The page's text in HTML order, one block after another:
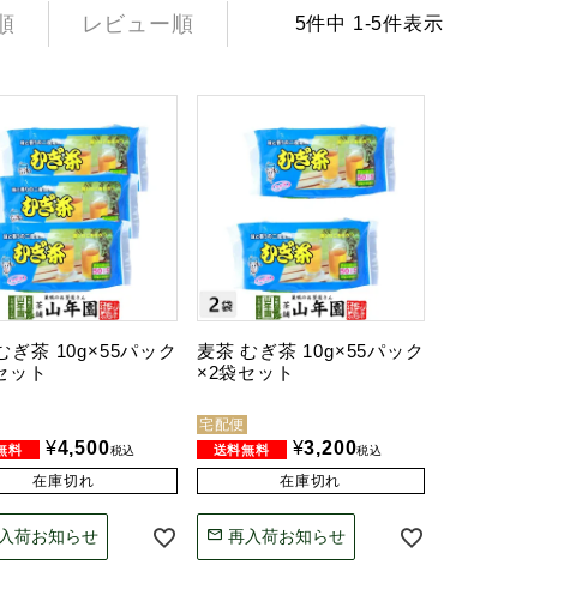
レビュー順 5件中 1-5件表示
ぎ茶 10g×55パック
ット
¥4,500税込
在庫切れ
荷お知らせ
麦茶 むぎ茶 10g×55パック
×2袋セット
宅配便
¥3,200税込
在庫切れ
再入荷お知らせ